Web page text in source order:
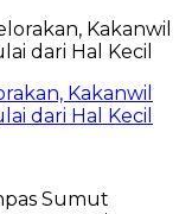
Kakanwil
dari Hal Kecil